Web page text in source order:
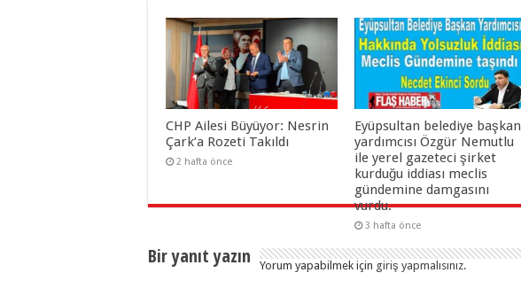
CHP Ailesi Büyüyor: Nesrin
Çark’a Rozeti Takıldı
2 hafta önce
Eyüpsultan belediye başkan
yardımcısı Özgür Nemutlu
ile yerel gazeteci şirket
kurduğu iddiası meclis
gündemine damgasını
vurdu.
3 hafta önce
Bir yanıt yazın Yorum yapabilmek için giriş yapmalısınız.